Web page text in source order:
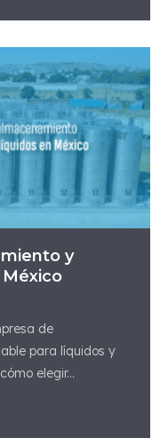
y
de
para líquidos y
elegir...